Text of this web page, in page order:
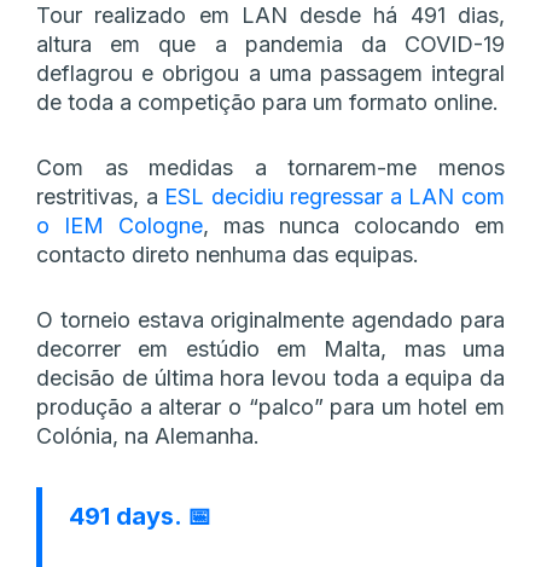
Tour realizado em LAN desde há 491 dias,
altura em que a pandemia da COVID-19
deflagrou e obrigou a uma passagem integral
de toda a competição para um formato online.
Com as medidas a tornarem-me menos
restritivas, a ESL decidiu regressar a LAN com
o IEM Cologne, mas nunca colocando em
contacto direto nenhuma das equipas.
O torneio estava originalmente agendado para
decorrer em estúdio em Malta, mas uma
decisão de última hora levou toda a equipa da
produção a alterar o “palco” para um hotel em
Colónia, na Alemanha.
491 days. 📅